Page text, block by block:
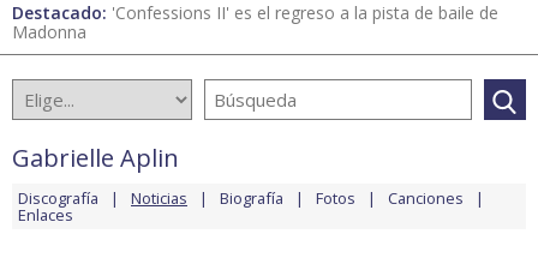
Destacado: 'Confessions II' es el regreso a la pista de baile de
Madonna
Gabrielle Aplin
Discografía Noticias Biografía Fotos Canciones
Enlaces